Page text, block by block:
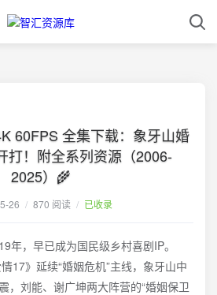
60FPS 全集下载：象牙山婚
打！附全系列资源（2006-
2025）🌾
26 / 870 阅读 / 已收录
年，早已成为国民级乡村喜剧IP。
17》延续“婚姻危机”主线，象牙山中
，刘能、谢广坤两大阵营的“婚姻保卫